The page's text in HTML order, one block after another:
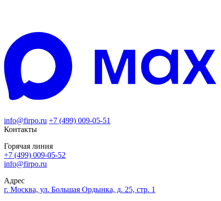
info@firpo.ru +7 (499) 009-05-51
Контакты
Горячая линия
+7 (499) 009-05-52
info@firpo.ru
Адрес
г. Москва, ул. Большая Ордынка, д. 25, стр. 1